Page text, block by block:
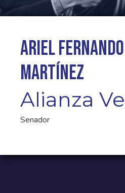
Ariel
Martínez
Alianza
Senador